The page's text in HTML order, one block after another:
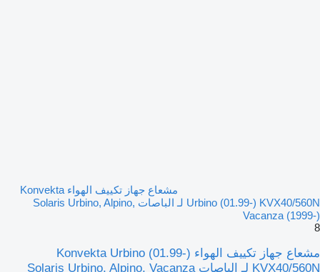
مشعاع جهاز تكييف الهواء Konvekta
Urbino (01.99-) KVX40/560N لـ الباصات Solaris Urbino, Alpino,
Vacanza (1999-)
8
مشعاع جهاز تكييف الهواء Konvekta Urbino (01.99-)
KVX40/560N لـ الباصات Solaris Urbino, Alpino, Vacanza